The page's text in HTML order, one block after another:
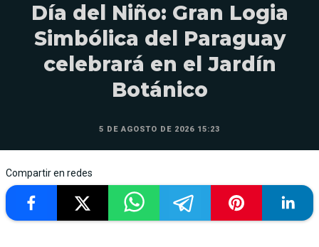
Día del Niño: Gran Logia
Simbólica del Paraguay
celebrará en el Jardín
Botánico
5 DE AGOSTO DE 2026 15:23
Compartir en redes